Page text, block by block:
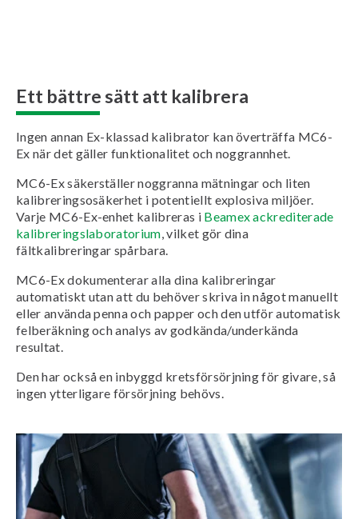
Ett bättre sätt att kalibrera
Ingen annan Ex-klassad kalibrator kan överträffa MC6-
Ex när det gäller funktionalitet och noggrannhet.
MC6-Ex säkerställer noggranna mätningar och liten
kalibreringsosäkerhet i potentiellt explosiva miljöer.
Varje MC6-Ex-enhet kalibreras i Beamex ackrediterade
kalibreringslaboratorium, vilket gör dina
fältkalibreringar spårbara.
MC6-Ex dokumenterar alla dina kalibreringar
automatiskt utan att du behöver skriva in något manuellt
eller använda penna och papper och den utför automatisk
felberäkning och analys av godkända/underkända
resultat.
Den har också en inbyggd kretsförsörjning för givare, så
ingen ytterligare försörjning behövs.